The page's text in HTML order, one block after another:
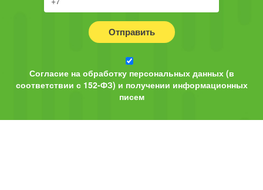
Отправить
Согласие на обработку персональных данных (в
соответствии с 152-ФЗ) и получении информационных
писем